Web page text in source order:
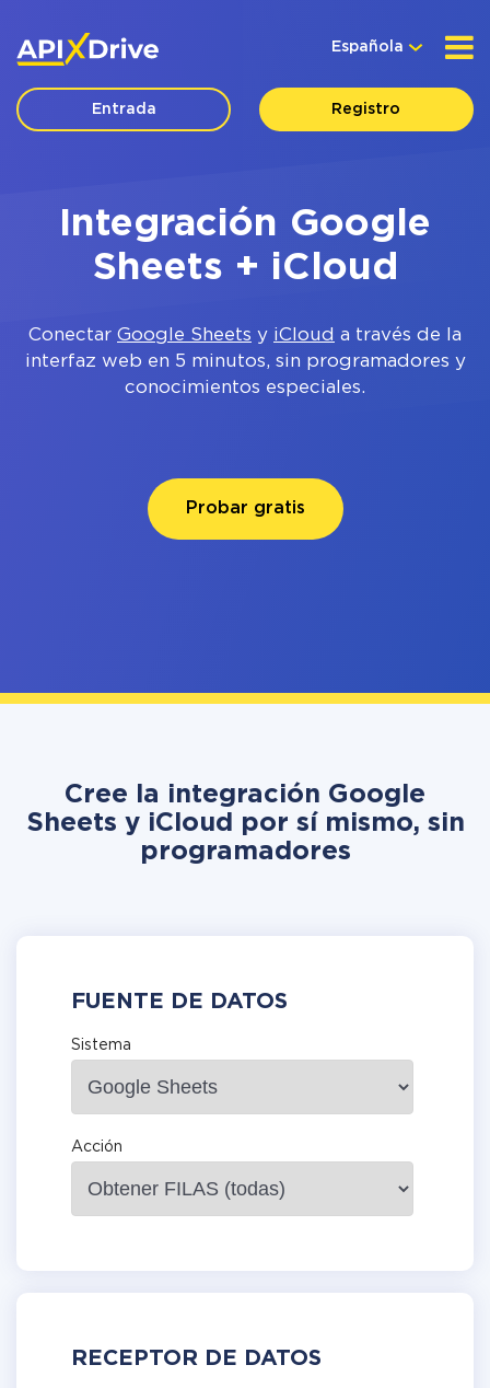
Española
Entrada Registro
Integración Google
Sheets + iCloud
Conectar Google Sheets y iCloud a través de la
interfaz web en 5 minutos, sin programadores y
conocimientos especiales.
Probar gratis
Cree la integración Google
Sheets y iCloud por sí mismo, sin
programadores
FUENTE DE DATOS
Sistema
Acción
RECEPTOR DE DATOS